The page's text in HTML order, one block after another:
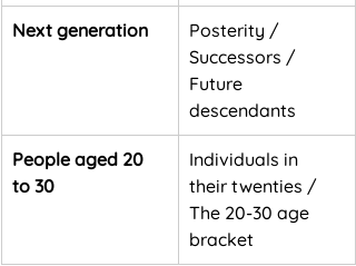
Next generation
Posterity /
Successors /
Future
descendants
People aged 20
to 30
Individuals in
their twenties /
The 20-30 age
bracket